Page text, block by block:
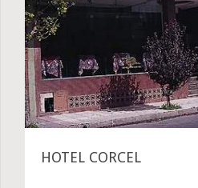
HOTEL CORCEL